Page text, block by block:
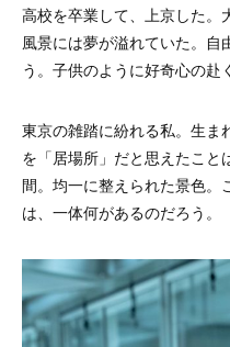
高校を卒業して、上京した。
風景には夢が溢れていた。
う。子供のように好奇心の赴
東京の雑踏に紛れる私。生ま
を「居場所」だと思えたこ
間。均一に整えられた景色。
は、一体何があるのだろう。